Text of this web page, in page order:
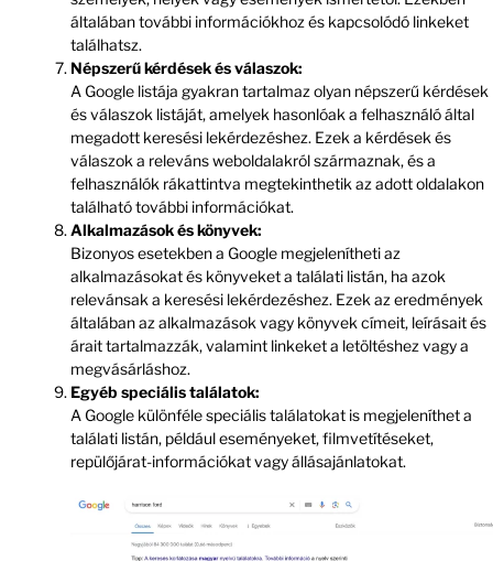
általában további információkhoz és kapcsolódó linkeket
találhatsz.
Népszerű kérdések és válaszok:
A Google listája gyakran tartalmaz olyan népszerű kérdések
és válaszok listáját, amelyek hasonlóak a felhasználó által
megadott keresési lekérdezéshez. Ezek a kérdések és
válaszok a releváns weboldalakról származnak, és a
felhasználók rákattintva megtekinthetik az adott oldalakon
található további információkat.
Alkalmazások és könyvek:
Bizonyos esetekben a Google megjelenítheti az
alkalmazásokat és könyveket a találati listán, ha azok
relevánsak a keresési lekérdezéshez. Ezek az eredmények
általában az alkalmazások vagy könyvek címeit, leírásait és
árait tartalmazzák, valamint linkeket a letöltéshez vagy a
megvásárláshoz.
Egyéb speciális találatok:
A Google különféle speciális találatokat is megjeleníthet a
találati listán, például eseményeket, filmvetítéseket,
repülőjárat-információkat vagy állásajánlatokat.